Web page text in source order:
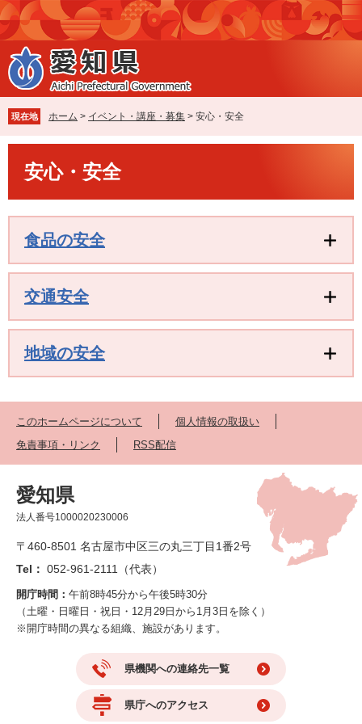
ペ
ー
ジ
の
先
で
す
。
メ
ニ
ュ
ー
を
ば
し
て
現在地 ホーム > イベント・講座・募集 > 安心・安全
安心・安全
食品の安全
交通安全
地域の安全
このホームページについて
個人情報の取扱い
免責事項・リンク
RSS配信
愛知県
法人番号1000020230006
〒460-8501 名古屋市中区三の丸三丁目1番2号
Tel： 052-961-2111（代表）
開庁時間： 午前8時45分から午後5時30分
（土曜・日曜日・祝日・12月29日から1月3日を除く）
※開庁時間の異なる組織、施設があります。
県機関への連絡先一覧
県庁へのアクセス